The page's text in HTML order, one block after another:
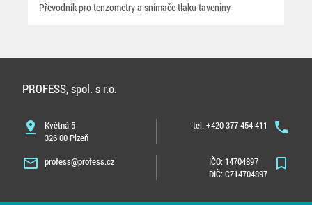
Převodník pro tenzometry a snímače tlaku taveniny
PROFESS, spol. s r.o.
pin_drop
Květná 5
326 00 Plzeň
phone
tel. +420 377 454 411
mail_outline profess@profess.cz bookmark_border
IČO: 14704897
DIČ: CZ14704897